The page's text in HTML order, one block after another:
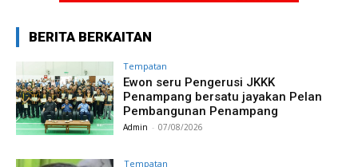
BERITA BERKAITAN
Tempatan
Ewon seru Pengerusi JKKK
Penampang bersatu jayakan Pelan
Pembangunan Penampang
Admin - 07/08/2026
Tempatan